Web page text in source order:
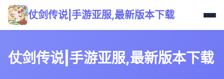
仗剑传说|手游亚服,最新版本下载
仗剑传说|手游亚服,最新版本下载